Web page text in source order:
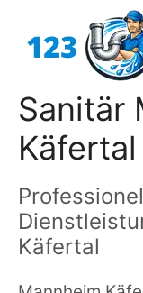
Inhalt
Sanitär
Käfertal
Käfertal